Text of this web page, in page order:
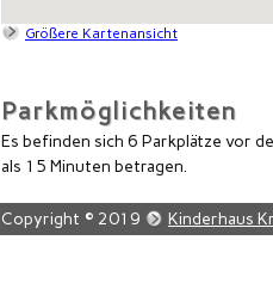
Größere Kartenansicht
Parkmöglichkeiten
Es befinden sich 6 Parkplätze vor
als 15 Minuten betragen.
Copyright © 2019 Kinderhaus